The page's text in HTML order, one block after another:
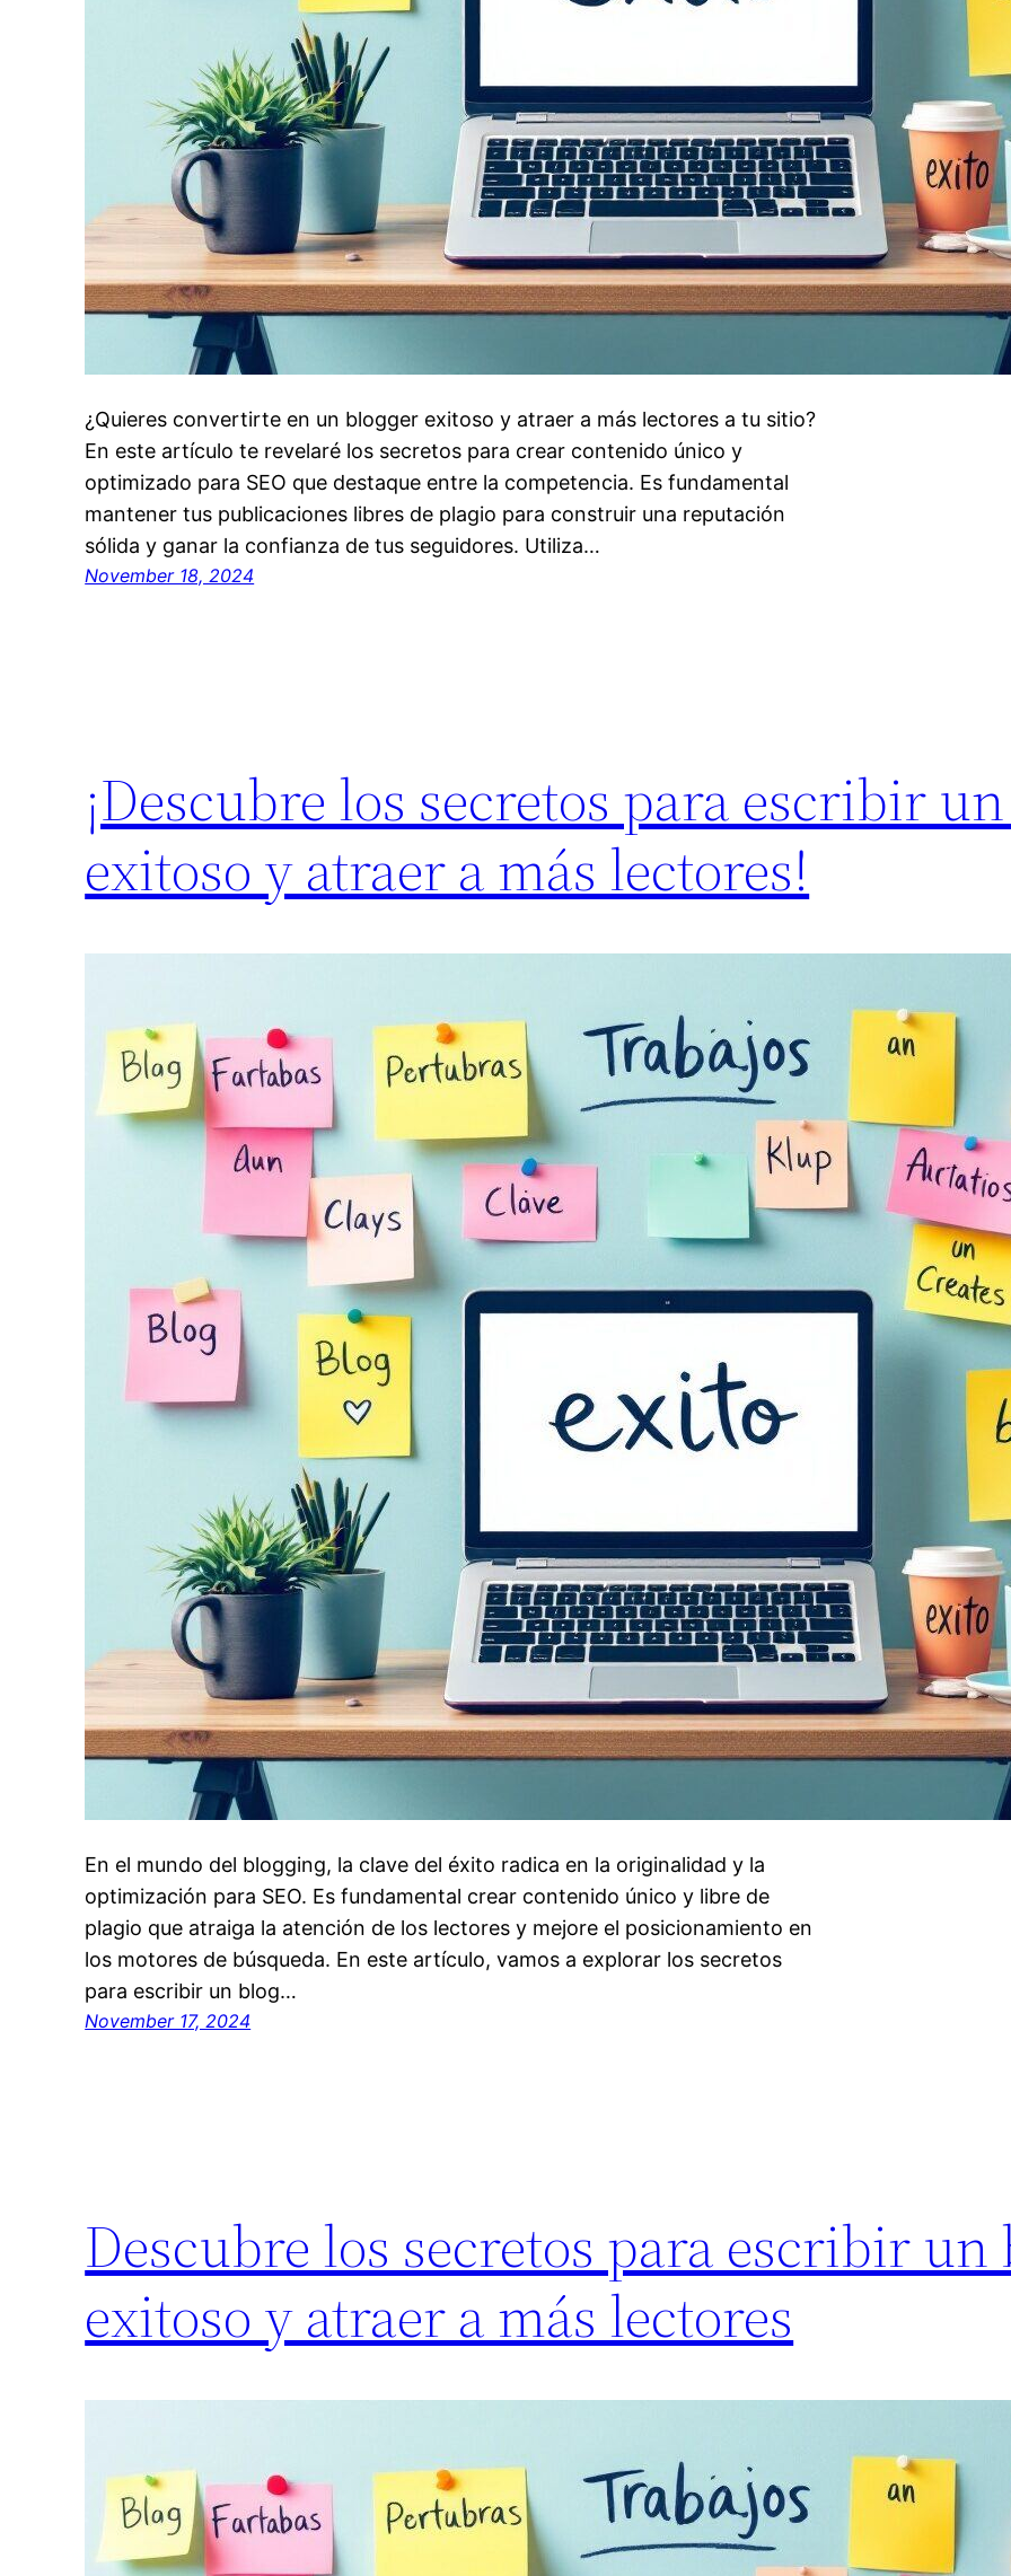
¿Quieres convertirte en un blogger exitoso y atraer a más lectores a tu sitio?
En este artículo te revelaré los secretos para crear contenido único y
optimizado para SEO que destaque entre la competencia. Es fundamental
mantener tus publicaciones libres de plagio para construir una reputación
sólida y ganar la confianza de tus seguidores. Utiliza…
November 18, 2024
¡Descubre los secretos para escribir
exitoso y atraer a más lectores!
En el mundo del blogging, la clave del éxito radica en la originalidad y la
optimización para SEO. Es fundamental crear contenido único y libre de
plagio que atraiga la atención de los lectores y mejore el posicionamiento en
los motores de búsqueda. En este artículo, vamos a explorar los secretos
para escribir un blog…
November 17, 2024
Descubre los secretos para escribir un
exitoso y atraer a más lectores